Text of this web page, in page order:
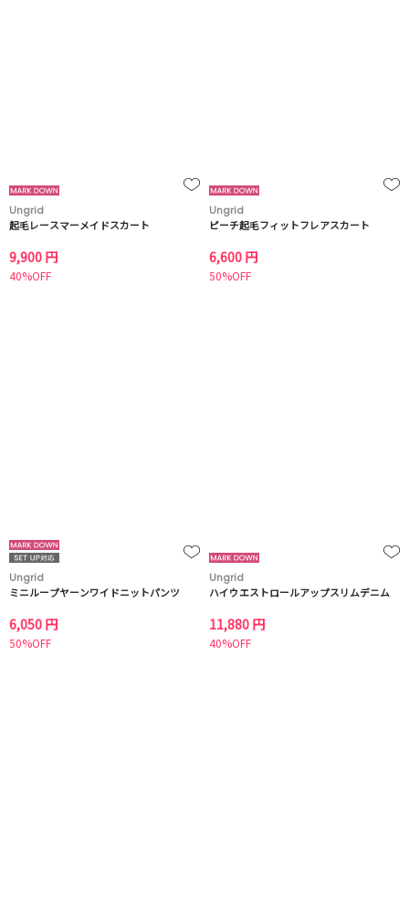
Ungrid
起毛レースマーメイドスカート
9,900 円
40%OFF
Ungrid
ピーチ起毛フィットフレアスカート
6,600 円
50%OFF
Ungrid
ミニループヤーンワイドニットパンツ
6,050 円
50%OFF
Ungrid
ハイウエストロールアップスリムデニム
11,880 円
40%OFF